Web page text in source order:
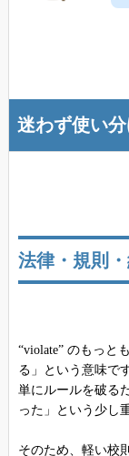
迷わず使い
法律・規則・
“violate” のもっと
る」という意味です
単にルールを破る
った」という少し
そのため、軽い校